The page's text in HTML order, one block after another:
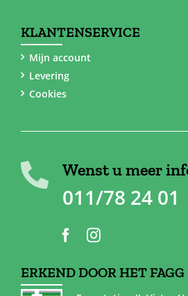
KLANTENSERVICE
Mijn account
Levering
Cookies
Wenst u meer
011/78 24 01
ERKEND DOOR HET FAGG